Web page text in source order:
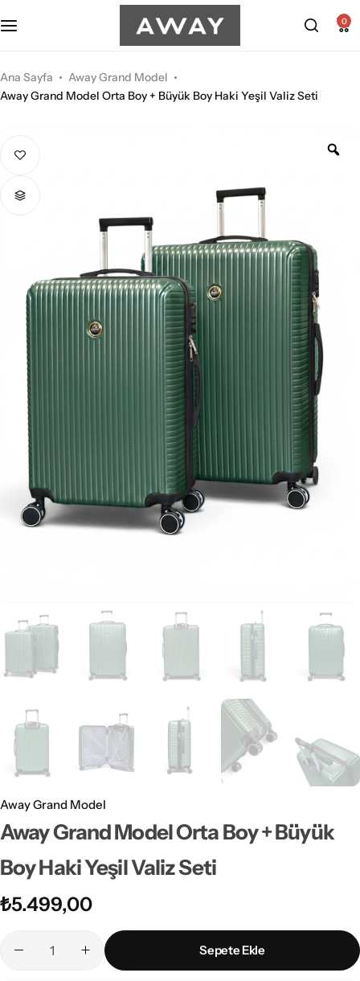
0
Ana Sayfa
Away Grand Model
Away Grand Model Orta Boy + Büyük Boy Haki Yeşil Valiz Seti
Away Grand Model
Away Grand Model Orta Boy + Büyük
Boy Haki Yeşil Valiz Seti
₺5.499,00
Sepete Ekle